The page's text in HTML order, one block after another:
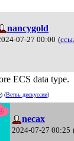
nancygold
07-27 00:00 (
ECS data type.
) (Ветвь дискуссии)
necax
2024-07-27 00:25